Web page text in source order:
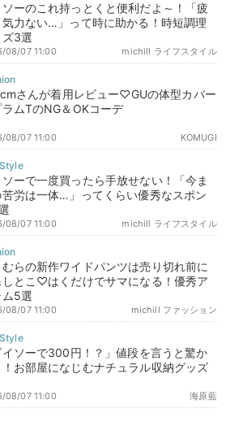
ソーのこれ持っとくと便利だよ～！「疲
力ない…」って時に助かる！時短調理
3選
michill ライフスタイル
08/07 11:00
さんが着用レビュー♡GUの体型カバー
ムTのNG＆OKコーデ
KOMUGI
08/07 11:00
ソーで一度買ったら手放せない！「今ま
苦労は一体…」ってくらい優秀なスポン
michill ライフスタイル
08/07 11:00
むらの新作ワイドパンツは売り切れ前に
とこ♡はくだけでサマになる！優秀ア
5選
michill ファッション
08/07 11:00
イソーで300円！？」値段を言うと驚か
お部屋になじむナチュラル収納グッズ
海原藍
08/07 11:00